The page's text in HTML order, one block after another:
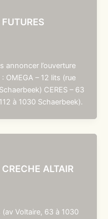
annoncer l’ouverture
OMEGA – 12 lits (rue
CERES – 63
à 1030 Schaerbeek).
ALTAIR
(av Voltaire, 63 à 1030